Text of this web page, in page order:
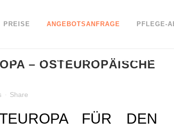
PREISE ANGEBOTSANFRAGE PFLEGE-
– OSTEUROPÄISCHE
Share
FÜR DEN